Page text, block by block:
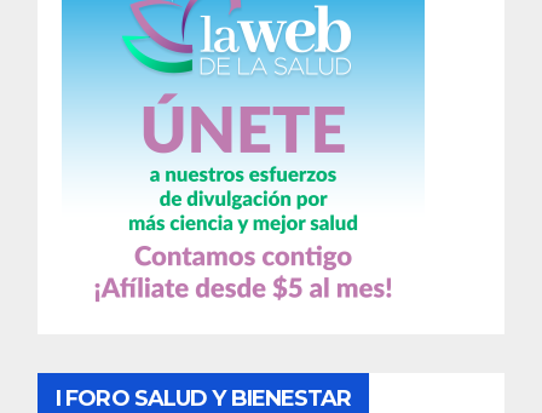
I FORO SALUD Y BIENESTAR